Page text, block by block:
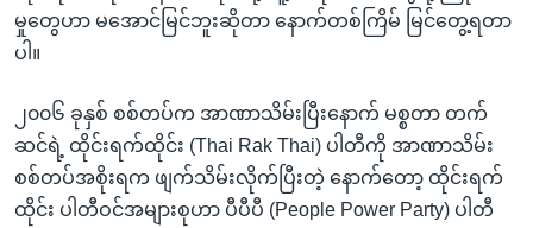
မှုတွေဟာ မအောင်မြင်ဘူးဆိုတာ နောက်တစ်ကြိမ် မြင်တွေ့ရတာ
ပါ။
၂၀၀၆ ခုနှစ် စစ်တပ်က အာဏာသိမ်းပြီးနောက် မစ္စတာ တက်
ဆင်ရဲ့ ထိုင်းရက်ထိုင်း (Thai Rak Thai) ပါတီကို အာဏာသိမ်း
စစ်တပ်အစိုးရက ဖျက်သိမ်းလိုက်ပြီးတဲ့ နောက်တော့ ထိုင်းရက်
ထိုင်း ပါတီဝင်အများစုဟာ ပီပီပီ (People Power Party) ပါတီ